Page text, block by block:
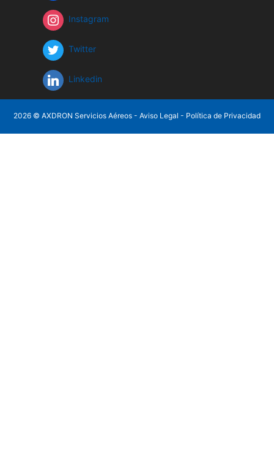
Instagram
Twitter
Linkedin
2026 © AXDRON Servicios Aéreos - Aviso Legal - Política de Privacidad